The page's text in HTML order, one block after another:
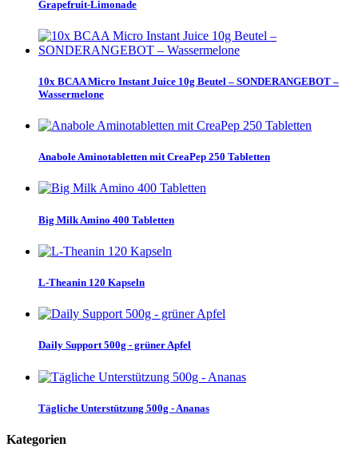
Grapefruit-Limonade
10x BCAA Micro Instant Juice 10g Beutel – SONDERANGEBOT –
Wassermelone
Anabole Aminotabletten mit CreaPep 250 Tabletten
Big Milk Amino 400 Tabletten
L-Theanin 120 Kapseln
Daily Support 500g - grüner Apfel
Tägliche Unterstützung 500g - Ananas
Kategorien